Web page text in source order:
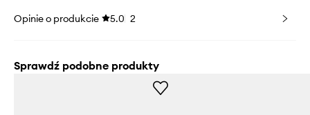
Opinie o produkcie 5.0 2
Sprawdź podobne produkty